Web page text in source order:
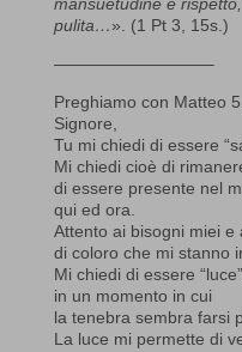
pulita…». (1 Pt 3, 15s.)
—————————–
Preghiamo con Matteo
Signore,
Tu mi chiedi di essere
Mi chiedi cioè di
di essere presente nel
qui ed ora.
Attento ai bisogni miei e
di coloro che mi stanno
Mi chiedi di essere “luce”,
in un momento in cui
la tenebra sembra farsi
La luce mi permette di